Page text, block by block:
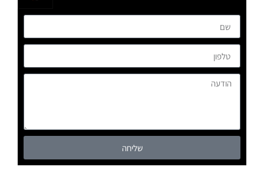
שליחה